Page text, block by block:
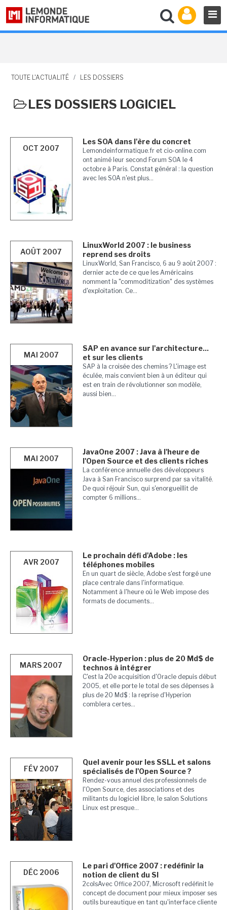
TOUTE L'ACTUALITÉ / LES DOSSIERS
LES DOSSIERS LOGICIEL
OCT 2007
Les SOA dans l'ère du concret
Lemondeinformatique.fr et cio-online.com
ont animé leur second Forum SOA le 4
octobre à Paris. Constat général : la question
avec les SOA n'est plus...
AOÛT 2007
LinuxWorld 2007 : le business
reprend ses droits
LinuxWorld, San Francisco, 6 au 9 août 2007 :
dernier acte de ce que les Américains
nomment la "commoditization" des systèmes
d'exploitation. Ce...
MAI 2007
SAP en avance sur l'architecture...
et sur les clients
SAP à la croisée des chemins ? L'image est
éculée, mais convient bien à un éditeur qui
est en train de révolutionner son modèle,
aussi bien...
MAI 2007
JavaOne 2007 : Java à l'heure de
l'Open Source et des clients riches
La conférence annuelle des développeurs
Java à San Francisco surprend par sa vitalité.
De quoi réjouir Sun, qui s'enorgueillit de
compter 6 millions...
AVR 2007
Le prochain défi d'Adobe : les
téléphones mobiles
En un quart de siècle, Adobe s'est forgé une
place centrale dans l'informatique.
Notamment à l'heure où le Web impose des
formats de documents...
MARS 2007
Oracle-Hyperion : plus de 20 Md$ de
technos à intégrer
C'est la 20e acquisition d'Oracle depuis début
2005, et elle porte le total de ses dépenses à
plus de 20 Md$ : la reprise d'Hyperion
comblera certes...
FÉV 2007
Quel avenir pour les SSLL et salons
spécialisés de l'Open Source ?
Rendez-vous annuel des professionnels de
l'Open Source, des associations et des
militants du logiciel libre, le salon Solutions
Linux est presque...
DÉC 2006
Le pari d'Office 2007 : redéfinir la
notion de client du SI
2colsAvec Office 2007, Microsoft redéfinit le
concept de document pour mieux imposer ses
outils bureautique en tant qu'interface cliente